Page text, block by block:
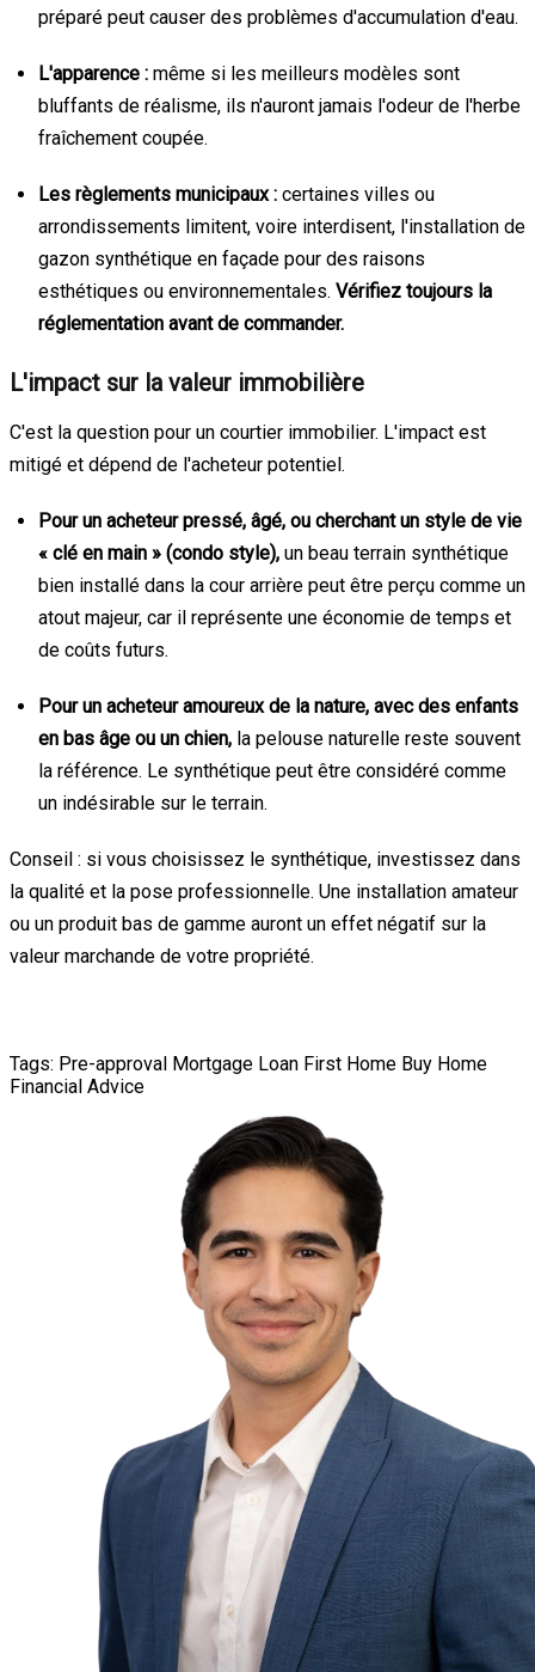
préparé peut causer des problèmes d'accumulation d'eau.
L'apparence : même si les meilleurs modèles sont
bluffants de réalisme, ils n'auront jamais l'odeur de l'herbe
fraîchement coupée.
Les règlements municipaux : certaines villes ou
arrondissements limitent, voire interdisent, l'installation de
gazon synthétique en façade pour des raisons
esthétiques ou environnementales. Vérifiez toujours la
réglementation avant de commander.
L'impact sur la valeur immobilière
C'est la question pour un courtier immobilier. L'impact est
mitigé et dépend de l'acheteur potentiel.
Pour un acheteur pressé, âgé, ou cherchant un style de vie
« clé en main » (condo style), un beau terrain synthétique
bien installé dans la cour arrière peut être perçu comme un
atout majeur, car il représente une économie de temps et
de coûts futurs.
Pour un acheteur amoureux de la nature, avec des enfants
en bas âge ou un chien, la pelouse naturelle reste souvent
la référence. Le synthétique peut être considéré comme
un indésirable sur le terrain.
Conseil : si vous choisissez le synthétique, investissez dans
la qualité et la pose professionnelle. Une installation amateur
ou un produit bas de gamme auront un effet négatif sur la
valeur marchande de votre propriété.
Tags: Pre-approval Mortgage Loan First Home Buy Home
Financial Advice